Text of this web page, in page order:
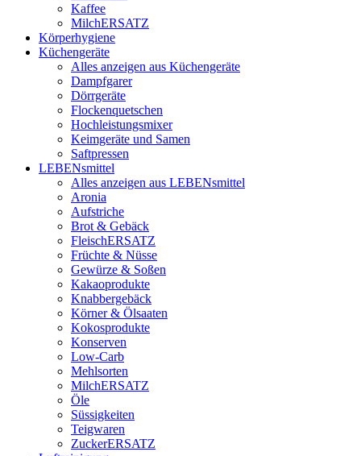
Kaffee
MilchERSATZ
Körperhygiene
Küchengeräte
Alles anzeigen aus Küchengeräte
Dampfgarer
Dörrgeräte
Flockenquetschen
Hochleistungsmixer
Keimgeräte und Samen
Saftpressen
LEBENsmittel
Alles anzeigen aus LEBENsmittel
Aronia
Aufstriche
Brot & Gebäck
FleischERSATZ
Früchte & Nüsse
Gewürze & Soßen
Kakaoprodukte
Knabbergebäck
Körner & Ölsaaten
Kokosprodukte
Konserven
Low-Carb
Mehlsorten
MilchERSATZ
Öle
Süssigkeiten
Teigwaren
ZuckerERSATZ